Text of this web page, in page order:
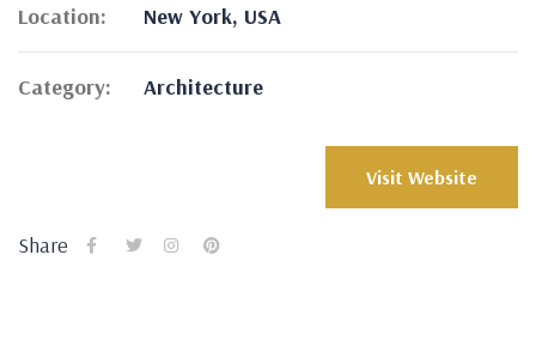
Location: New York, USA
Category: Architecture
Visit Website
Share